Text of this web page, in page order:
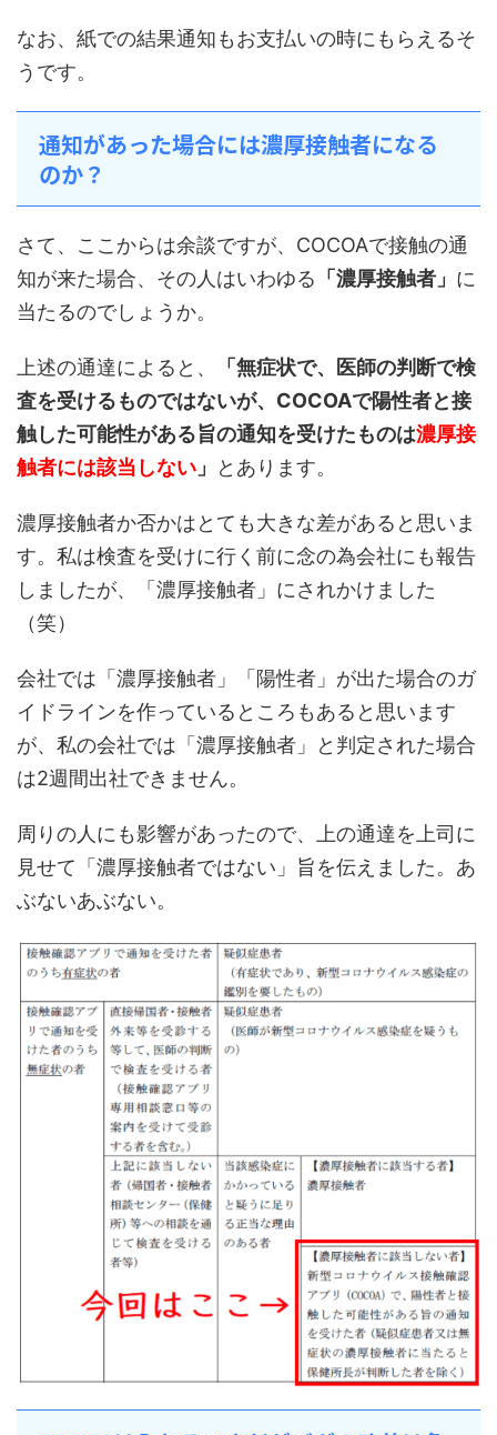
なお、紙での結果通知もお支払いの時にもらえるそ
うです。
通知があった場合には濃厚接触者になる
のか？
さて、ここからは余談ですが、COCOAで接触の通
知が来た場合、その人はいわゆる 「濃厚接触者」 に
当たるのでしょうか。
上述の通達によると、
「無症状で、医師の判断で検
査を受けるものではないが、COCOAで陽性者と接
触した可能性がある旨の通知を受けたものは濃厚接
触者には該当しない 」 とあります。
濃厚接触者か否かはとても大きな差があると思いま
す。私は検査を受けに行く前に念の為会社にも報告
しましたが、「濃厚接触者」にされかけました
（笑）
会社では「濃厚接触者」「陽性者」が出た場合のガ
イドラインを作っているところもあると思います
が、私の会社では「濃厚接触者」と判定された場合
は2週間出社できません。
周りの人にも影響があったので、上の通達を上司に
見せて「濃厚接触者ではない」旨を伝えました。あ
ぶないあぶない。